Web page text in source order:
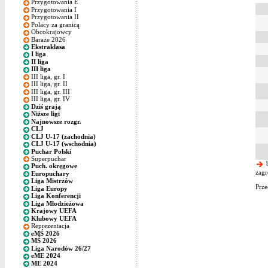
Przygotowania E
Przygotowania I
Przygotowania II
Polacy za granicą
Obcokrajowcy
Baraże 2026
Ekstraklasa
I liga
II liga
III liga
III liga, gr. I
III liga, gr. II
III liga, gr. III
III liga, gr. IV
Dziś grają
Niższe ligi
Najnowsze rozgr.
CLJ
CLJ U-17 (zachodnia)
CLJ U-17 (wschodnia)
Puchar Polski
Superpuchar
Puch. okręgowe
Europuchary
Liga Mistrzów
Liga Europy
Liga Konferencji
Liga Młodzieżowa
Krajowy UEFA
Klubowy UEFA
Reprezentacja
eMŚ 2026
MŚ 2026
Liga Narodów 26/27
eME 2024
ME 2024